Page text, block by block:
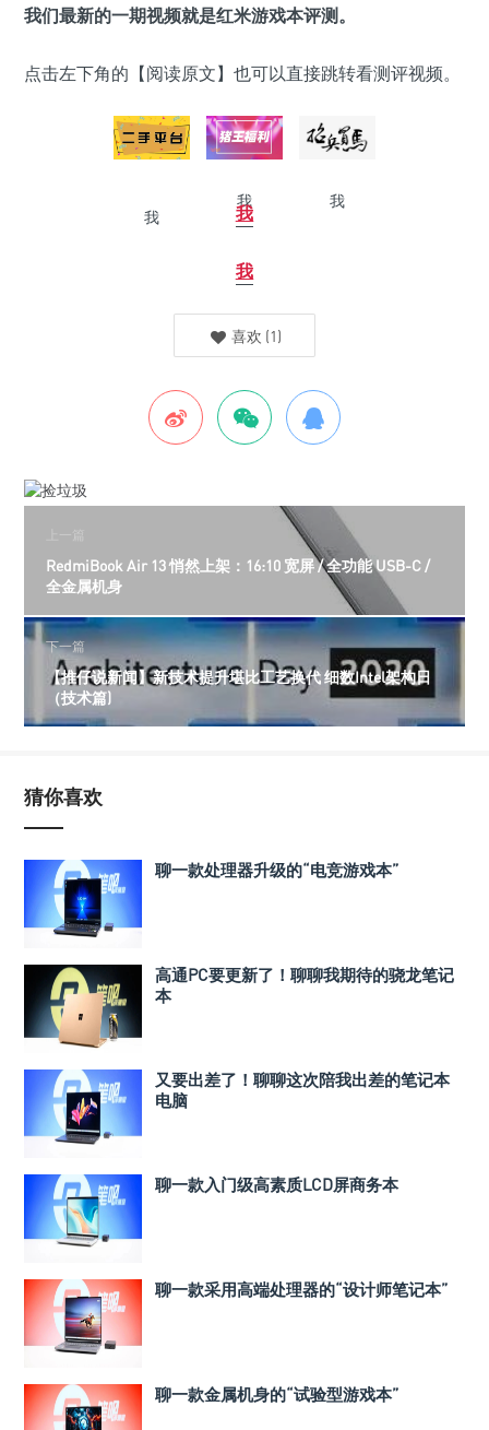
我们最新的一期视频就是红米游戏本评测。
点击左下角的【阅读原文】也可以直接跳转看测评视频。
我
我 我
我
我
喜欢 (1)
上一篇
RedmiBook Air 13 悄然上架：16:10 宽屏 / 全功能 USB-C /
全金属机身
下一篇
【推仔说新闻】新技术提升堪比工艺换代 细数Intel架构日
（技术篇)
猜你喜欢
聊一款处理器升级的“电竞游戏本”
高通PC要更新了！聊聊我期待的骁龙笔记
本
又要出差了！聊聊这次陪我出差的笔记本
电脑
聊一款入门级高素质LCD屏商务本
聊一款采用高端处理器的“设计师笔记本”
聊一款金属机身的“试验型游戏本”